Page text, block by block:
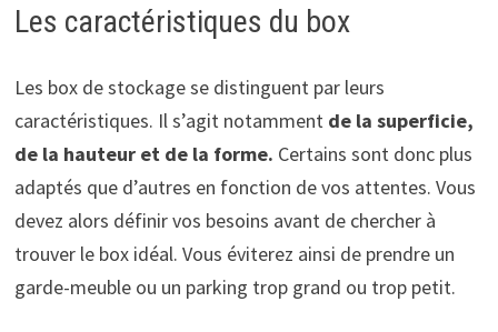
Les caractéristiques du box
Les box de stockage se distinguent par leurs
caractéristiques. Il s’agit notamment de la superficie,
de la hauteur et de la forme. Certains sont donc plus
adaptés que d’autres en fonction de vos attentes. Vous
devez alors définir vos besoins avant de chercher à
trouver le box idéal. Vous éviterez ainsi de prendre un
garde-meuble ou un parking trop grand ou trop petit.